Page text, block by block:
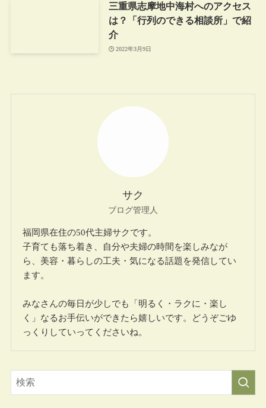
三重県志摩地中海村へのアクセス
は？「行列のできる相談所」で紹
介
2022年3月9日
サク
ブログ管理人
福岡県在住の50代主婦サクです。
子育ても落ち着き、自分や夫婦の時間を楽しみなが
ら、美容・暮らしの工夫・気になる話題を発信してい
ます。
みなさんの毎日が少しでも「明るく・ラクに・楽し
く」なるお手伝いができたら嬉しいです。どうぞごゆ
っくりしていってくださいね。